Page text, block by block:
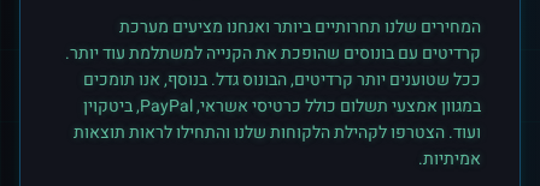
המחירים שלנו תחרותיים ביותר ואנחנו מציעים מערכת
קרדיטים עם בונוסים שהופכת את הקנייה למשתלמת עוד יותר.
ככל שטוענים יותר קרדיטים, הבונוס גדל. בנוסף, אנו תומכים
במגוון אמצעי תשלום כולל כרטיסי אשראי, PayPal, ביטקוין
ועוד. הצטרפו לקהילת הלקוחות שלנו והתחילו לראות תוצאות
אמיתיות.